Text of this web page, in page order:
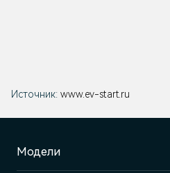
Источник: www.ev-start.ru
Модели